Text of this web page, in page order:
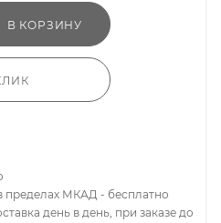
В КОРЗИНУ
пределах МКАД - бесплатно
день в день, при заказе до